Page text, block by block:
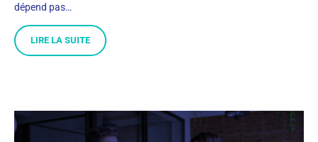
dépend pas…
LIRE LA SUITE